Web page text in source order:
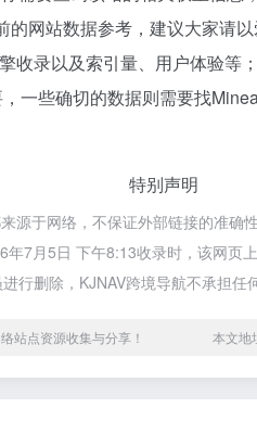
的网站数据参考，建议大家请
收录以及索引量、用户体验等
一些确切的数据则需要找
特别声明
源于网络，不保证外部链接的准确
年7月5日 下午8:13收录时，该网页
行删除，KJNAV跨境导航不承担任
站点资源收集与分享！ 本文地